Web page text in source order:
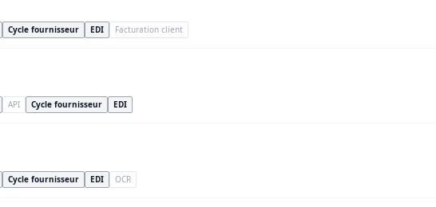
Cycle fournisseur EDI Facturation client
API Cycle fournisseur EDI
Cycle fournisseur EDI OCR